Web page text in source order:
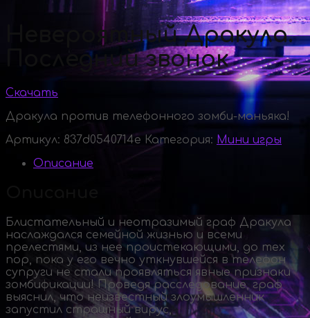
Невероятный Дракула.
Последний звонок
Скачать
Дракула против телефонного зомби-маньяка!
Артикул: 837d0540714e Категория: Мини игры
Описание
Блистательный и неотразимый граф Дракула
наслаждался семейной жизнью и всеми
прелестями, из нее проистекающими, до тех
пор, пока у его вечно уткнувшейся в телефон
супруги не стали проявляться явные признаки
зомбификации! Проведя расследование, граф
выяснил, что неизвестный злоумышленник
запустил страшный вирус,